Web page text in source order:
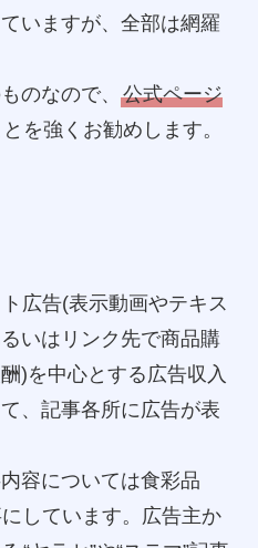
いますが、全部は網羅
のなので、 公式ページ
を強くお勧めします。
広告(表示動画やテキス
いはリンク先で商品購
)を中心とする広告収入
、記事各所に広告が表
容については食彩品
しています。広告主か